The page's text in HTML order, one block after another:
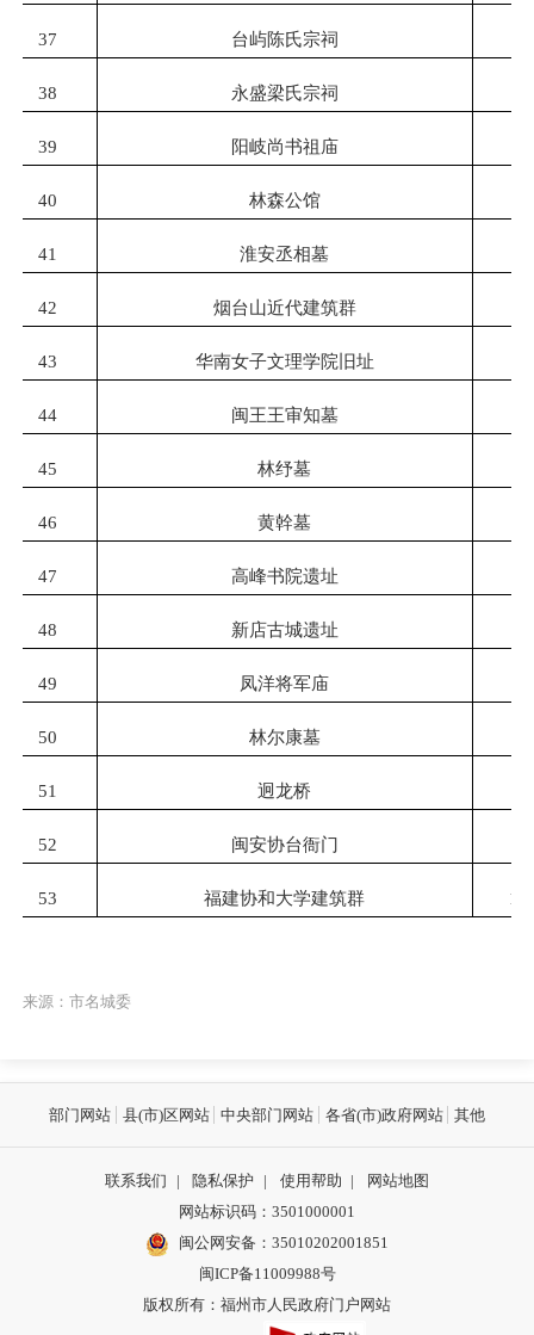
37 台屿陈氏宗祠
38 永盛梁氏宗祠
39 阳岐尚书祖庙
40 林森公馆
41 淮安丞相墓
42 烟台山近代建筑群
43 华南女子文理学院旧址
44 闽王王审知墓
45 林纾墓
46 黄幹墓
47 高峰书院遗址
48 新店古城遗址
49 凤洋将军庙
50 林尔康墓
51 迥龙桥
52 闽安协台衙门
53 福建协和大学建筑群
来源：市名城委
部门网站 县(市)区网站 中央部门网站 各省(市)政府网站 其他
联系我们 | 隐私保护 | 使用帮助 |
网站地图
网站标识码：3501000001
闽公网安备： 35010202001851
闽ICP备11009988号
版权所有：福州市人民政府门户网站